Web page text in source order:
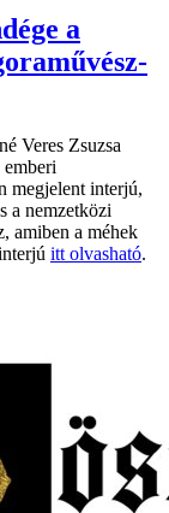
a
Veres Zsuzsa
megjelent interjú,
a nemzetközi
amiben a méhek
itt olvasható.